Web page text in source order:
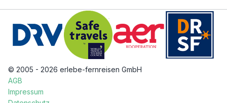
© 2005 - 2026 erlebe-fernreisen GmbH
AGB
Impressum